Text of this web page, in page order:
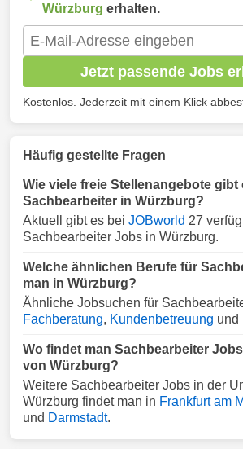
Würzburg erhalten.
Jetzt passende Jobs
Kostenlos. Jederzeit mit einem Klick
Häufig gestellte Fragen
Wie viele freie Stellenangebote gibt
Sachbearbeiter in Würzburg?
Aktuell gibt es bei JOBworld 27
Sachbearbeiter Jobs in Würzburg.
Welche ähnlichen Berufe für
man in Würzburg?
Ähnliche Jobsuchen für
Fachberatung, Kundenbetreuung und
Wo findet man Sachbearbeiter
von Würzburg?
Weitere Sachbearbeiter Jobs in der
Würzburg findet man in Frankfurt am
und Darmstadt.